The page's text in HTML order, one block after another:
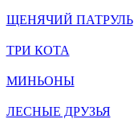
ЩЕНЯЧИЙ ПАТРУЛЬ
ТРИ КОТА
МИНЬОНЫ
ЛЕСНЫЕ ДРУЗЬЯ